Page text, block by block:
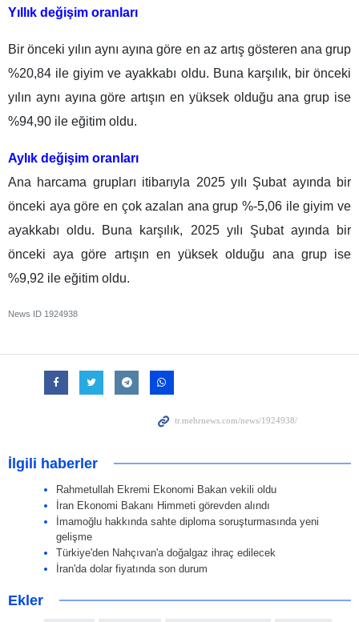
Yıllık değişim oranları
Bir önceki yılın aynı ayına göre en az artış gösteren ana grup
%20,84 ile giyim ve ayakkabı oldu. Buna karşılık, bir önceki
yılın aynı ayına göre artışın en yüksek olduğu ana grup ise
%94,90 ile eğitim oldu.
Aylık değişim oranları
Ana harcama grupları itibarıyla 2025 yılı Şubat ayında bir
önceki aya göre en çok azalan ana grup %-5,06 ile giyim ve
ayakkabı oldu. Buna karşılık, 2025 yılı Şubat ayında bir
önceki aya göre artışın en yüksek olduğu ana grup ise
%9,92 ile eğitim oldu.
News ID 1924938
İlgili haberler
Rahmetullah Ekremi Ekonomi Bakan vekili oldu
İran Ekonomi Bakanı Himmeti görevden alındı
İmamoğlu hakkında sahte diploma soruşturmasında yeni
gelişme
Türkiye'den Nahçıvan'a doğalgaz ihraç edilecek
İran'da dolar fiyatında son durum
Ekler